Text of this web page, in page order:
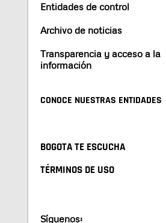
Entidades de control
Archivo de noticias
Transparencia y acceso a la
información
CONOCE NUESTRAS ENTIDADES
BOGOTA TE ESCUCHA
TÉRMINOS DE USO
Síguenos: